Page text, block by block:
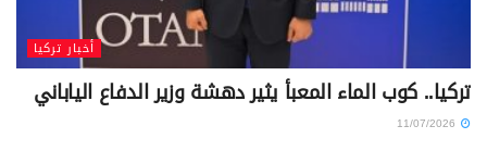
أخبار تركيا
تركيا.. كوب الماء المعبأ يثير دهشة وزير الدفاع الياباني